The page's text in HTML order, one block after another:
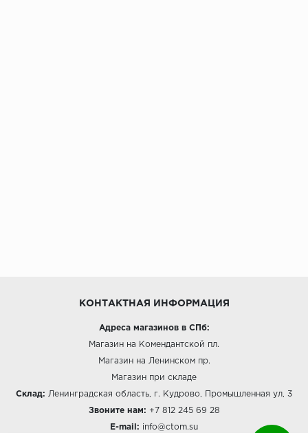
КОНТАКТНАЯ ИНФОРМАЦИЯ
Адреса магазинов в СПб:
Магазин на Комендантской пл.
Магазин на Ленинском пр.
Магазин при складе
Склад: Ленинградская область, г. Кудрово, Промышленная ул, 3
Звоните нам: +7 812 245 69 28
E-mail: info@ctom.su